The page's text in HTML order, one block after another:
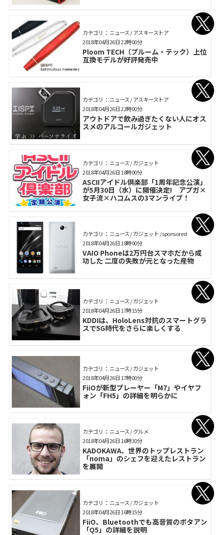
カテゴリ： ニュース / アスキーストア
Ploom TECH（プルーム・テック）上位
互換モデルが好評発売中
2018年04月26日 22時00分
カテゴリ： ニュース / アスキーストア
アウトドアで飲み過ぎたくない人にオス
スメのアルコールガジェット
2018年04月26日 22時00分
カテゴリ： ニュース / ガジェット
ASCIIアイドル倶楽部「1周年記念公演」
が5月30日（水）に開催決定! アプガ×
女子流×ハコムスの3マンライブ！
2018年04月26日 18時00分
カテゴリ： ニュース / ガジェット / sponsored
VAIO Phoneは2万円台スマホだから成
功した 二度の失敗が元となった産物
2018年04月26日 18時00分
カテゴリ： ニュース / ガジェット
KDDIは、HoloLens対抗のスマートグラ
スで5G時代をさらに楽しくする
2018年04月26日 17時15分
カテゴリ： ニュース / ガジェット
FiiOが新型プレーヤー「M7」やイヤフ
ォン「FH5」の詳細を明らかに
2018年04月26日 17時00分
カテゴリ： ニュース / グルメ
KADOKAWA、世界のトップレストラン
「noma」のシェフを迎えたレストラン
を展開
2018年04月26日 16時30分
カテゴリ： ニュース / ガジェット
FiiO、Bluetoothでも高音質のポタアン
「Q5」の詳細を説明
2018年04月26日 16時15分